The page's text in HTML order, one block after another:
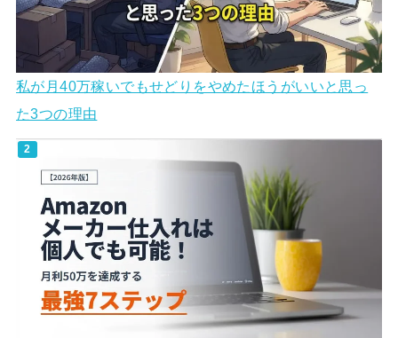
私が月40万稼いでもせどりをやめたほうがいいと思っ
た3つの理由